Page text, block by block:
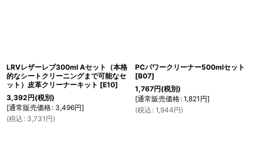
LRVレザーレブ300ml Aセット（本格
的なシートクリーニングまで可能なセ
ット）皮革クリーナーキット [E10]
3,392円(税別)
[通常販売価格: 3,496円]
(税込 : 3,731 円)
PCパワークリーナー500mlセット
[B07]
1,767円(税別)
[通常販売価格: 1,821 円]
(税込 : 1,944円)